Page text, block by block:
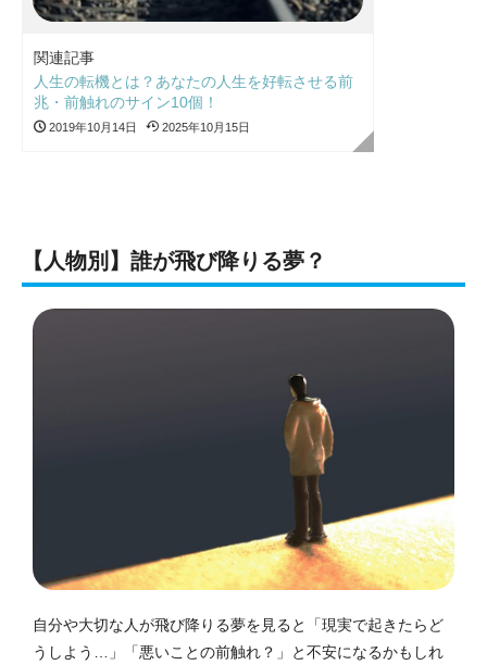
関連記事
人生の転機とは？あなたの人生を好転させる前
兆・前触れのサイン10個！
2019年10月14日 2025年10月15日
【人物別】誰が飛び降りる夢？
自分や大切な人が飛び降りる夢を見ると「現実で起きたらど
うしよう…」「悪いことの前触れ？」と不安になるかもしれ